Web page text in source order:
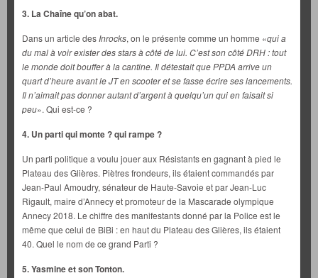
3. La Chaîne qu’on abat.
Dans un article des Inrocks, on le présente comme un homme «qui a
du mal à voir exister des stars à côté de lui. C’est son côté DRH : tout
le monde doit bouffer à la cantine. Il détestait que PPDA arrive un
quart d’heure avant le JT en scooter et se fasse écrire ses lancements.
Il n’aimait pas donner autant d’argent à quelqu’un qui en faisait si
peu». Qui est-ce ?
4. Un parti qui monte ? qui rampe ?
Un parti politique a voulu jouer aux Résistants en gagnant à pied le
Plateau des Glières. Piètres frondeurs, ils étaient commandés par
Jean-Paul Amoudry, sénateur de Haute-Savoie et par Jean-Luc
Rigault, maire d’Annecy et promoteur de la Mascarade olympique
Annecy 2018. Le chiffre des manifestants donné par la Police est le
même que celui de BiBi : en haut du Plateau des Glières, ils étaient
40. Quel le nom de ce grand Parti ?
5. Yasmine et son Tonton.